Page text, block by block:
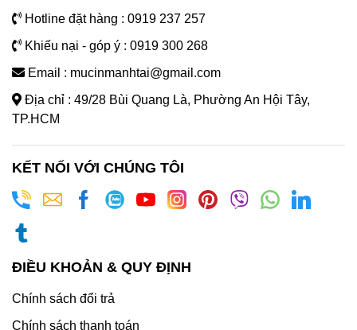
Hotline đặt hàng : 0919 237 257
Khiếu nại - góp ý : 0919 300 268
Email : mucinmanhtai@gmail.com
Địa chỉ : 49/28 Bùi Quang Là, Phường An Hội Tây,
TP.HCM
KẾT NỐI VỚI CHÚNG TÔI
ĐIỀU KHOẢN & QUY ĐỊNH
Chính sách đổi trả
Chính sách thanh toán